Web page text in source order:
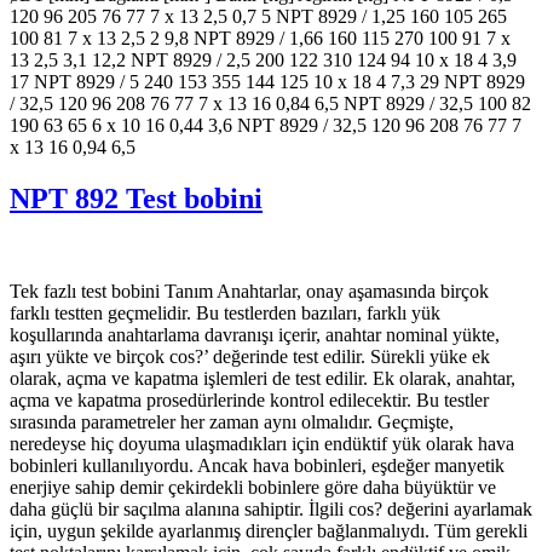
120 96 205 76 77 7 x 13 2,5 0,7 5 NPT 8929 / 1,25 160 105 265
100 81 7 x 13 2,5 2 9,8 NPT 8929 / 1,66 160 115 270 100 91 7 x
13 2,5 3,1 12,2 NPT 8929 / 2,5 200 122 310 124 94 10 x 18 4 3,9
17 NPT 8929 / 5 240 153 355 144 125 10 x 18 4 7,3 29 NPT 8929
/ 32,5 120 96 208 76 77 7 x 13 16 0,84 6,5 NPT 8929 / 32,5 100 82
190 63 65 6 x 10 16 0,44 3,6 NPT 8929 / 32,5 120 96 208 76 77 7
x 13 16 0,94 6,5
NPT 892 Test bobini
Tek fazlı test bobini Tanım Anahtarlar, onay aşamasında birçok
farklı testten geçmelidir. Bu testlerden bazıları, farklı yük
koşullarında anahtarlama davranışı içerir, anahtar nominal yükte,
aşırı yükte ve birçok cos?’ değerinde test edilir. Sürekli yüke ek
olarak, açma ve kapatma işlemleri de test edilir. Ek olarak, anahtar,
açma ve kapatma prosedürlerinde kontrol edilecektir. Bu testler
sırasında parametreler her zaman aynı olmalıdır. Geçmişte,
neredeyse hiç doyuma ulaşmadıkları için endüktif yük olarak hava
bobinleri kullanılıyordu. Ancak hava bobinleri, eşdeğer manyetik
enerjiye sahip demir çekirdekli bobinlere göre daha büyüktür ve
daha güçlü bir saçılma alanına sahiptir. İlgili cos? değerini ayarlamak
için, uygun şekilde ayarlanmış dirençler bağlanmalıydı. Tüm gerekli